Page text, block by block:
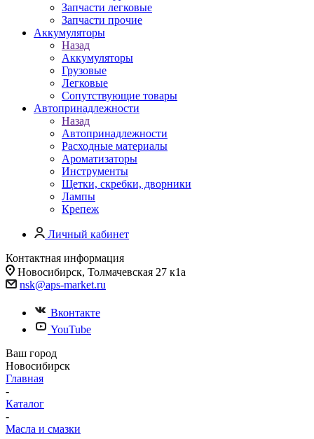
Запчасти легковые
Запчасти прочие
Аккумуляторы
Назад
Аккумуляторы
Грузовые
Легковые
Сопутствующие товары
Автопринадлежности
Назад
Автопринадлежности
Расходные материалы
Ароматизаторы
Инструменты
Щетки, скребки, дворники
Лампы
Крепеж
Личный кабинет
Контактная информация
Новосибирск, Толмачевская 27 к1а
nsk@aps-market.ru
Вконтакте
YouTube
Ваш город
Новосибирск
Главная
-
Каталог
-
Масла и смазки